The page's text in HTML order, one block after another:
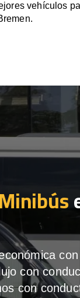
vehículos
con
con